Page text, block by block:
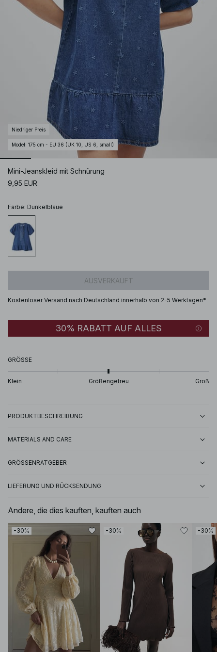
Niedriger Preis
Model : 175 cm - EU 36 (UK 10, US 6, small)
Mini-Jeanskleid mit Schnürung
9,95 EUR
Farbe: Dunkelblaue
AUSVERKAUFT
Kostenloser Versand nach Deutschland innerhalb von 2-5 Werktagen*
30% RABATT AUF ALLES
GRÖSSE
Klein Größengetreu Groß
PRODUKTBESCHREIBUNG
MATERIALS AND CARE
GRÖSSENRATGEBER
LIEFERUNG UND RÜCKSENDUNG
Andere, die dies kauften, kauften auch
-30% -30% -30%